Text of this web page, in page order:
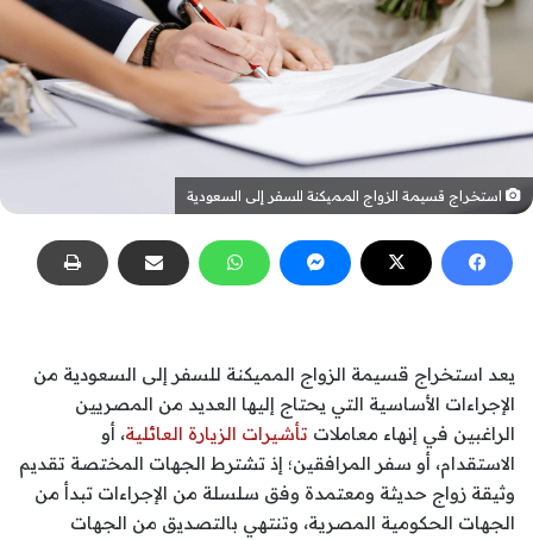
استخراج قسيمة الزواج المميكنة للسفر إلى السعودية
يعد استخراج قسيمة الزواج المميكنة للسفر إلى السعودية من
الإجراءات الأساسية التي يحتاج إليها العديد من المصريين
الراغبين في إنهاء معاملات تأشيرات الزيارة العائلية، أو
الاستقدام، أو سفر المرافقين؛ إذ تشترط الجهات المختصة تقديم
وثيقة زواج حديثة ومعتمدة وفق سلسلة من الإجراءات تبدأ من
الجهات الحكومية المصرية، وتنتهي بالتصديق من الجهات